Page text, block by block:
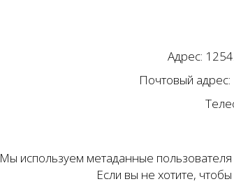
Адрес:
Почтовый
Мы используем метаданные
Если вы не хотите,